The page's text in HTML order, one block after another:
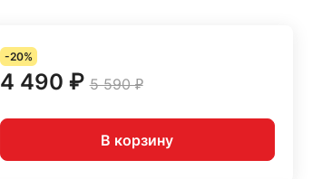
-20%
4 490 ₽ 5 590 ₽
В корзину